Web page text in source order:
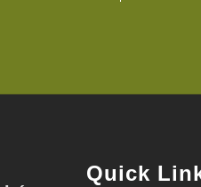
Quick